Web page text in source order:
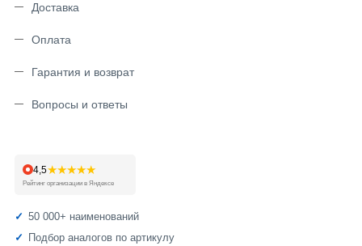
Доставка
Оплата
Гарантия и возврат
Вопросы и ответы
4,5★★★★★
Рейтинг организации в Яндексе
50 000+ наименований
Подбор аналогов по артикулу